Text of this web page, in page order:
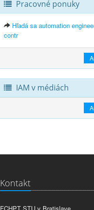
Pracovné ponuky
Hľadá sa automation
contr
IAM v médiách
Kontakt